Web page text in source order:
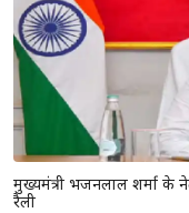
मुख्यमंत्री भजनलाल शर्मा के
रैली